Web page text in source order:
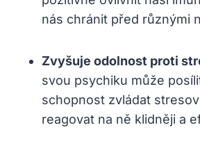
nás chránit před různými
Zvyšuje odolnost proti
svou psychiku může
schopnost zvládat
reagovat na ně klidněji a